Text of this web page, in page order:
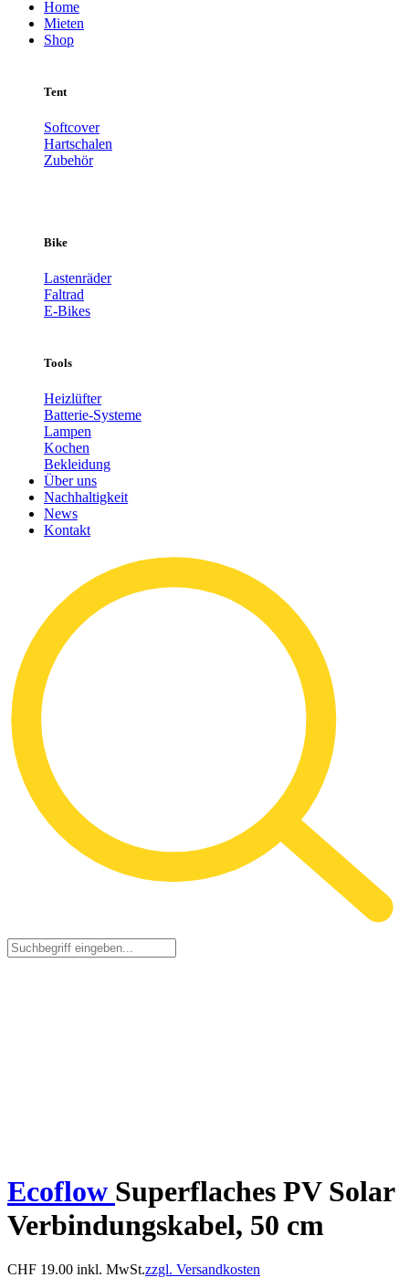
Home
Mieten
Shop
Tent
Softcover
Hartschalen
Zubehör
Bike
Lastenräder
Faltrad
E-Bikes
Tools
Heizlüfter
Batterie-Systeme
Lampen
Kochen
Bekleidung
Über uns
Nachhaltigkeit
News
Kontakt
Ecoflow Superflaches PV Solar
Verbindungskabel, 50 cm
CHF 19.00 inkl. MwSt.zzgl. Versandkosten